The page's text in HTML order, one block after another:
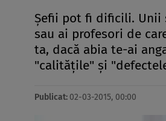
Şefii pot fi dificili. Unii
sau ai profesori de
ta, dacă abia te-ai
"calităţile" şi
Publicat: 02-03-2015, 00:00